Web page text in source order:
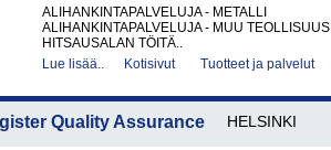
ALIHANKINTAPALVELUJA - METALLI
ALIHANKINTAPALVELUJA - MUU TEOLLISUUS
HITSAUSALAN TÖITÄ..
Lue lisää..
Kotisivut Tuotteet ja palvelut
Quality Assurance HELSINKI